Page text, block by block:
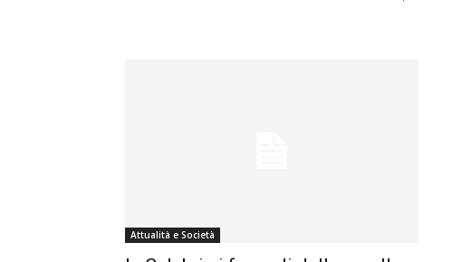
Attualità e Società